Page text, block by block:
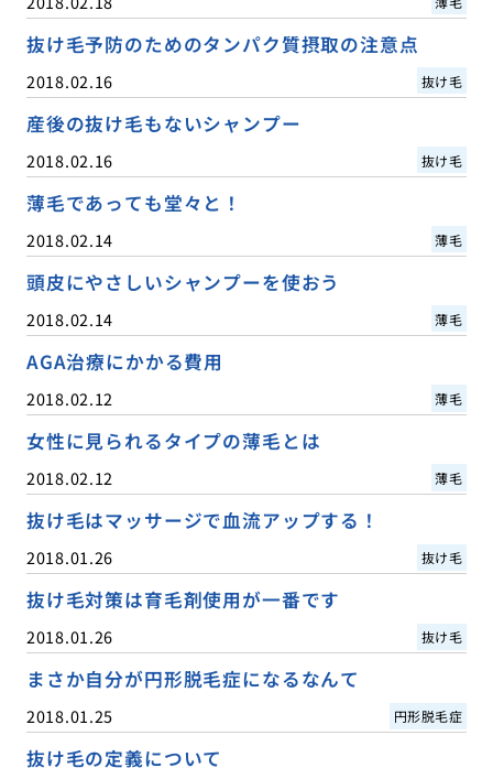
抜け毛予防のためのタンパク質摂取の注意点
2018.02.16 抜け毛
産後の抜け毛もないシャンプー
2018.02.16 抜け毛
薄毛であっても堂々と！
2018.02.14 薄毛
頭皮にやさしいシャンプーを使おう
2018.02.14 薄毛
AGA治療にかかる費用
2018.02.12 薄毛
女性に見られるタイプの薄毛とは
2018.02.12 薄毛
抜け毛はマッサージで血流アップする！
2018.01.26 抜け毛
抜け毛対策は育毛剤使用が一番です
2018.01.26 抜け毛
まさか自分が円形脱毛症になるなんて
2018.01.25 円形脱毛症
抜け毛の定義について